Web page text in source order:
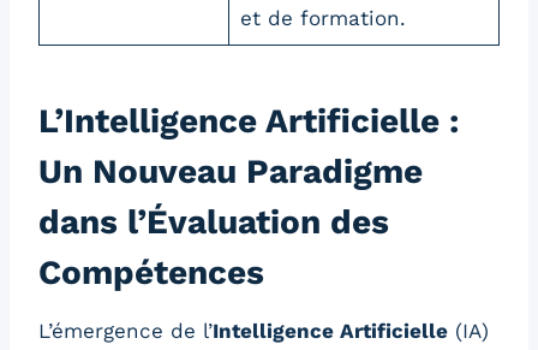
et de formation.
L’Intelligence Artificielle :
Un Nouveau Paradigme
dans l’Évaluation des
Compétences
L’émergence de l’Intelligence Artificielle (IA)